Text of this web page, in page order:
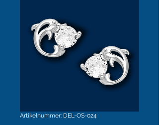
Artikelnummer: DEL-OS-024